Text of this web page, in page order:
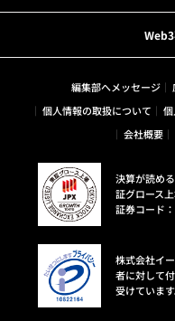
編集部へメッセージ
個人情報の取扱について
会社概要
決算が読め
証グロース
証券コード
株式会社イ
者に対して
受けています